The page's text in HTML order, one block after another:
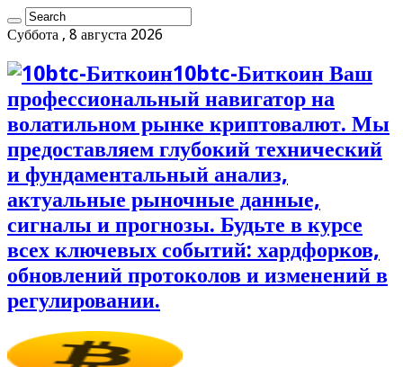
Суббота , 8 августа 2026
10btc-Биткоин Ваш
профессиональный навигатор на
волатильном рынке криптовалют. Мы
предоставляем глубокий технический
и фундаментальный анализ,
актуальные рыночные данные,
сигналы и прогнозы. Будьте в курсе
всех ключевых событий: хардфорков,
обновлений протоколов и изменений в
регулировании.